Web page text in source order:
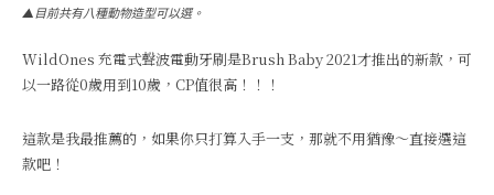
▲目前共有八種動物造型可以選。
WildOnes 充電式聲波電動牙刷是Brush Baby 2021才推出的新款，可
以一路從0歲用到10歲，CP值很高！！！
這款是我最推薦的，如果你只打算入手一支，那就不用猶豫～直接選這
款吧！